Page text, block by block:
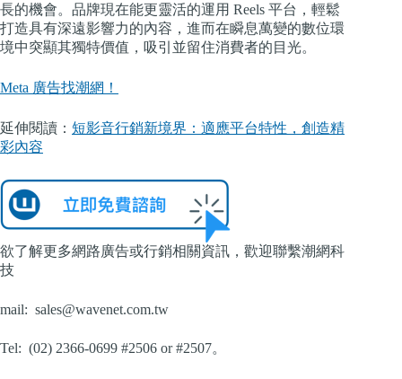
長的機會。品牌現在能更靈活的運用 Reels 平台，輕鬆
打造具有深遠影響力的內容，進而在瞬息萬變的數位環
境中突顯其獨特價值，吸引並留住消費者的目光。
Meta 廣告找潮網！
延伸閱讀： 短影音行銷新境界：適應平台特性，創造精
彩內容
欲了解更多網路廣告或行銷相關資訊，歡迎聯繫潮網科
技
mail: sales@wavenet.com.tw
Tel: (02) 2366-0699 #2506 or #2507。